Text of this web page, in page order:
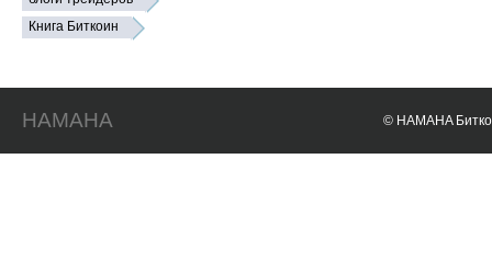
Книга Биткоин
HAMAHA © HAMAHA